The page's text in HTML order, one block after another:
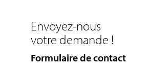
Envoyez-nous
votre demande !
Formulaire de contact